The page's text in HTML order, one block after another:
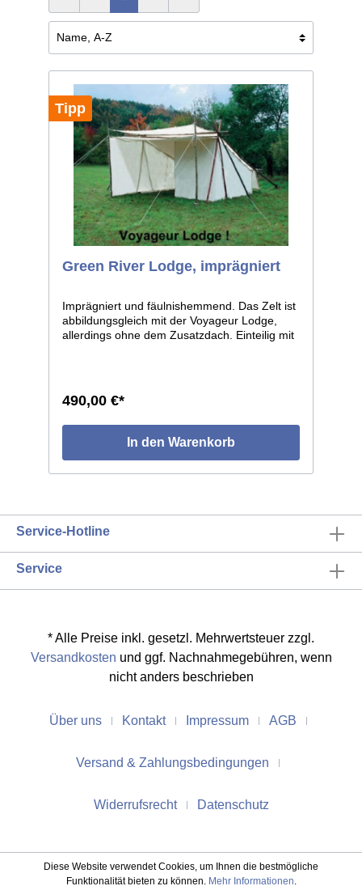
Tipp
Green River Lodge, imprägniert
Imprägniert und fäulnishemmend. Das Zelt ist
abbildungsgleich mit der Voyageur Lodge,
allerdings ohne dem Zusatzdach. Einteilig mit
jeweils zur Seite hin aufschlagbar sind. Das
Vordach steht 100cm über. Die Bodenkante,
sowie die Seiten des Daches sind im Abstand
von ca. 60cm mit Schlaufen besetzt, die
Bodenkante läuft ein 25cm breiter
Saumstreifen, der gegen Zugluft abdichtet.
Segeltuch, Mischgewebe 50% Baumwolle,
490,00 €*
In den Warenkorb
Service-Hotline
Service
* Alle Preise inkl. gesetzl. Mehrwertsteuer zzgl.
Versandkosten und ggf. Nachnahmegebühren, wenn
nicht anders beschrieben
Über uns Kontakt Impressum AGB
Versand & Zahlungsbedingungen
Widerrufsrecht Datenschutz
Diese Website verwendet Cookies, um Ihnen die bestmögliche
Funktionalität bieten zu können. Mehr Informationen.